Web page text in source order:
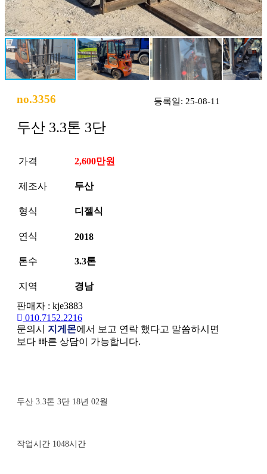
no.3356 등록일: 25-08-11
두산 3.3톤 3단
가격 2,600만원
제조사 두산
형식 디젤식
연식 2018
톤수 3.3톤
지역
경남
판매자 : kje3883
010.7152.2216
문의시 지게몬에서 보고 연락 했다고 말씀하시면
보다 빠른 상담이 가능합니다.
두산 3.3톤 3단 18년 02월
작업시간 1048시간